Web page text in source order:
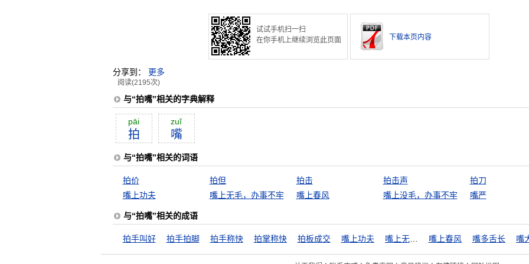
试试手机扫一扫
在你手机上继续浏览此页面
下载本页内容
分享到： 更多
阅读(2195次)
与“拍嘴”相关的字典解释
pāi
拍
zuĭ
嘴
与“拍嘴”相关的词语
拍价 拍但 拍击 拍击声
拍刀
嘴上功夫
嘴上无毛，办事不牢 嘴上春风 嘴上没毛，办事不牢 嘴严
与“拍嘴”相关的成语
拍手叫好 拍手拍脚 拍手称快 拍掌称快 拍板成交 嘴上功夫 嘴上无毛，办事不牢 嘴上春风 嘴多舌长